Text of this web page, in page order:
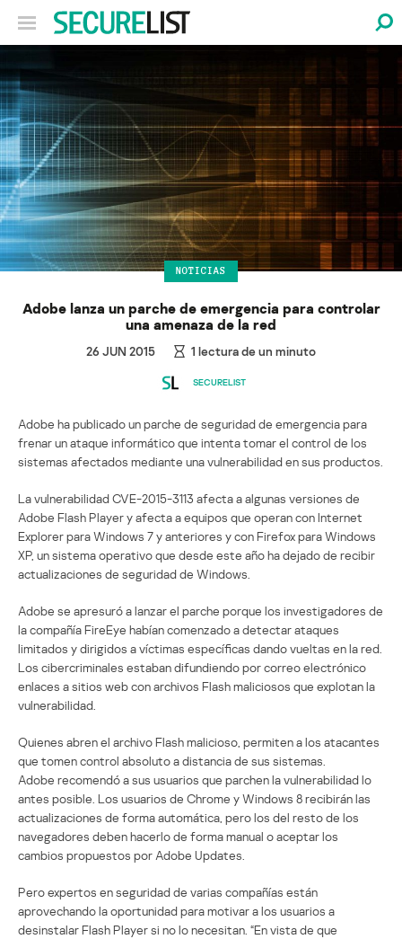
NOTICIAS
Adobe lanza un parche de emergencia para controlar
una amenaza de la red
26 JUN 2015 1 lectura de un minuto
SECURELIST
Adobe ha publicado un parche de seguridad de emergencia para
frenar un ataque informático que intenta tomar el control de los
sistemas afectados mediante una vulnerabilidad en sus productos.
La vulnerabilidad CVE-2015-3113 afecta a algunas versiones de
Adobe Flash Player y afecta a equipos que operan con Internet
Explorer para Windows 7 y anteriores y con Firefox para Windows
XP, un sistema operativo que desde este año ha dejado de recibir
actualizaciones de seguridad de Windows.
Adobe se apresuró a lanzar el parche porque los investigadores de
la compañía FireEye habían comenzado a detectar ataques
limitados y dirigidos a víctimas específicas dando vueltas en la red.
Los cibercriminales estaban difundiendo por correo electrónico
enlaces a sitios web con archivos Flash maliciosos que explotan la
vulnerabilidad.
Quienes abren el archivo Flash malicioso, permiten a los atacantes
que tomen control absoluto a distancia de sus sistemas.
Adobe recomendó a sus usuarios que parchen la vulnerabilidad lo
antes posible. Los usuarios de Chrome y Windows 8 recibirán las
actualizaciones de forma automática, pero los del resto de los
navegadores deben hacerlo de forma manual o aceptar los
cambios propuestos por Adobe Updates.
Pero expertos en seguridad de varias compañías están
aprovechando la oportunidad para motivar a los usuarios a
desinstalar Flash Player si no lo necesitan. “En vista de que